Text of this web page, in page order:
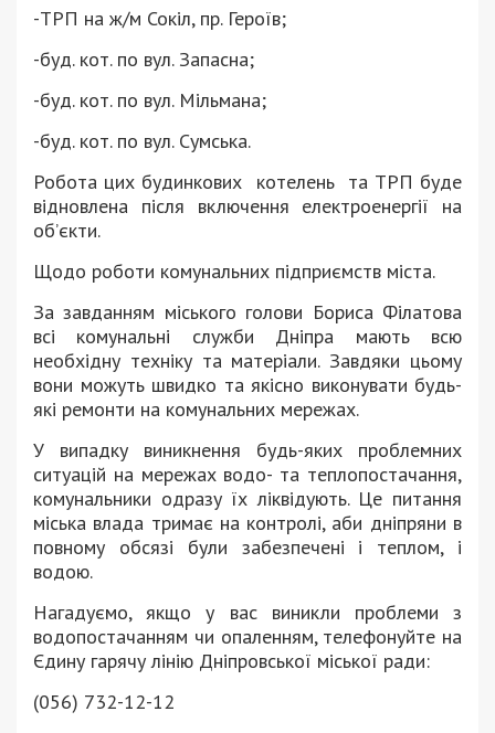
-ТРП на ж/м Сокіл, пр. Героїв;
-буд. кот. по вул. Запасна;
-буд. кот. по вул. Мільмана;
-буд. кот. по вул. Сумська.
Робота цих будинкових
котелень та ТРП буде
відновлена після включення електроенергії на
об’єкти.
Щодо роботи комунальних підприємств міста.
За завданням міського голови Бориса Філатова
всі комунальні служби Дніпра мають всю
необхідну техніку та матеріали. Завдяки цьому
вони можуть швидко та якісно виконувати будь-
які ремонти на комунальних мережах.
У випадку виникнення будь-яких проблемних
ситуацій на мережах водо- та теплопостачання,
комунальники одразу їх ліквідують. Це питання
міська влада тримає на контролі, аби дніпряни в
повному обсязі були забезпечені і теплом, і
водою.
Нагадуємо, якщо у вас виникли проблеми з
водопостачанням чи опаленням, телефонуйте на
Єдину гарячу лінію Дніпровської міської ради:
(056) 732-12-12